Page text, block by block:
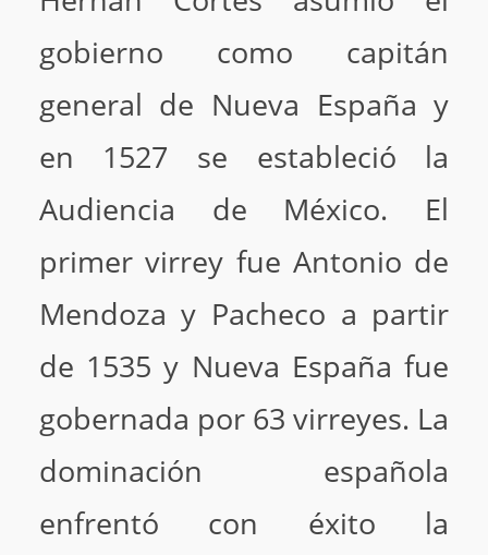
gobierno como capitán
general de Nueva España y
en 1527 se estableció la
Audiencia de México. El
primer virrey fue Antonio de
Mendoza y Pacheco a partir
de 1535 y Nueva España fue
gobernada por 63 virreyes. La
dominación española
enfrentó con éxito la